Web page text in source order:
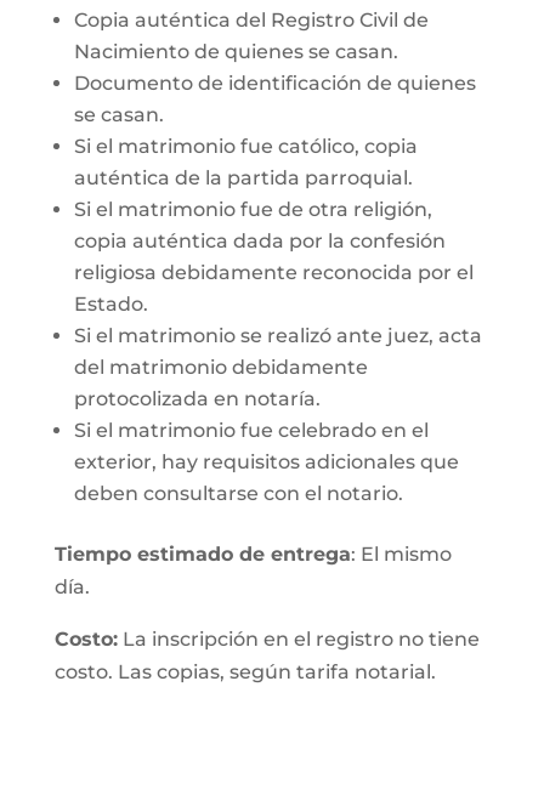
Copia auténtica del Registro Civil de
Nacimiento de quienes se casan.
Documento de identificación de quienes
se casan.
Si el matrimonio fue católico, copia
auténtica de la partida parroquial.
Si el matrimonio fue de otra religión,
copia auténtica dada por la confesión
religiosa debidamente reconocida por el
Estado.
Si el matrimonio se realizó ante juez, acta
del matrimonio debidamente
protocolizada en notaría.
Si el matrimonio fue celebrado en el
exterior, hay requisitos adicionales que
deben consultarse con el notario.
Tiempo estimado de entrega: El mismo
día.
Costo:La inscripción en el registro no tiene
costo. Las copias, según tarifa notarial.